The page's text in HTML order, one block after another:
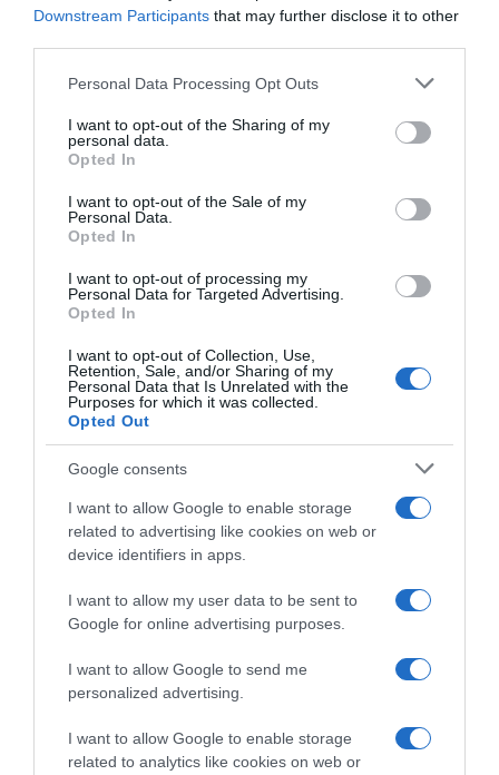
Downstream Participants that may further disclose it to other
Please note that this website/app uses one or more Google
not limited to your visit or usage behaviour. You may click to
grant or deny consent to Google and its third-party tags to
use your data for below specified purposes in below Google
consent section.
Personal Data Processing Opt Outs
I want to opt-out of the Sharing of my
personal data.
Opted In
I want to opt-out of the Sale of my
Personal Data.
Opted In
I want to opt-out of processing my
Personal Data for Targeted Advertising.
Opted In
I want to opt-out of Collection, Use,
Retention, Sale, and/or Sharing of my
Personal Data that Is Unrelated with the
Purposes for which it was collected.
Opted Out
Google consents
I want to allow Google to enable storage
related to advertising like cookies on web or
device identifiers in apps.
I want to allow my user data to be sent to
Google for online advertising purposes.
I want to allow Google to send me
personalized advertising.
I want to allow Google to enable storage
related to analytics like cookies on web or
ΔΙΕΘΝΗ
επιθέσεις αν δεν υπάρξει συμφωνία στις
διαπραγματεύσεις
Εξέφρασε συγκρατημένη αισιοδοξία για την έκβαση